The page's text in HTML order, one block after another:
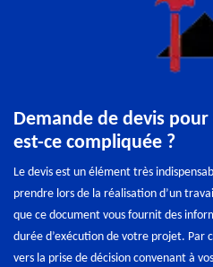
Demande de devis
est-ce compliquée ?
Le devis est un élément très
prendre lors de la réalisation d’un
que ce document vous fournit des
durée d’exécution de votre projet. Par
vers la prise de décision convenant à